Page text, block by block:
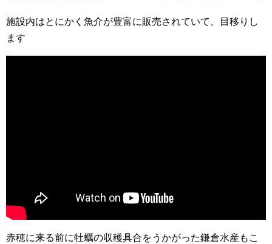
施設内はとにかく魚介が豊富に販売されていて、目移りし
ます
赤穂に来る前に牡蠣の収穫具合をうかがった鎌倉水産もこ